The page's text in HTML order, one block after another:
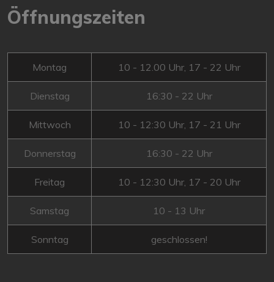
Öffnungszeiten
Montag 10 - 12.00 Uhr, 17 - 22 Uhr
Dienstag 16:30 - 22 Uhr
Mittwoch 10 - 12:30 Uhr, 17 - 21 Uhr
Donnerstag 16:30 - 22 Uhr
Freitag 10 - 12:30 Uhr, 17 - 20 Uhr
Samstag 10 - 13 Uhr
Sonntag geschlossen!